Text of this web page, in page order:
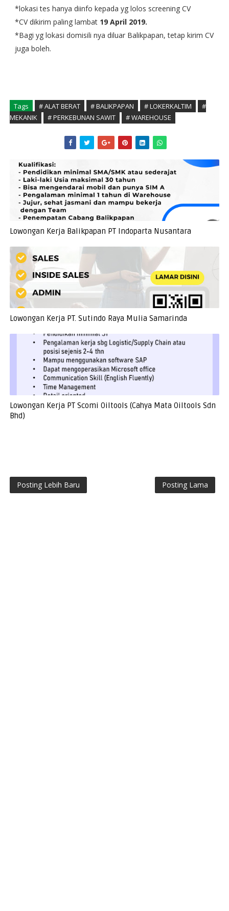
*lokasi tes hanya diinfo kepada yg lolos screening CV
*CV dikirim paling lambat 19 April 2019.
*Bagi yg lokasi domisili nya diluar Balikpapan, tetap kirim CV
juga boleh.
Tags # ALAT BERAT # BALIKPAPAN # LOKERKALTIM
#
MEKANIK
# PERKEBUNAN SAWIT # WAREHOUSE
Lowongan Kerja Balikpapan PT Indoparta Nusantara
Lowongan Kerja PT. Sutindo Raya Mulia Samarinda
Lowongan Kerja PT Scomi Oiltools (Cahya Mata Oiltools Sdn
Bhd)
Posting Lebih Baru Posting Lama